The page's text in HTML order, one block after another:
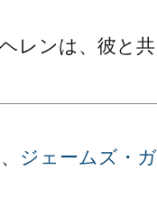
レンは、彼と
ジェームズ・